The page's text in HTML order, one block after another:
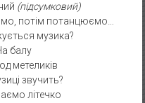
(підсумковий)
потім потанцюємо…
музика?
балу
метеликів
звучить?
літечко